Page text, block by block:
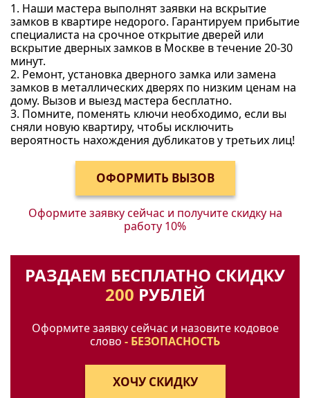
1. Наши мастера выполнят заявки на вскрытие
замков в квартире недорого. Гарантируем прибытие
специалиста на срочное открытие дверей или
вскрытие дверных замков в Москве в течение 20-30
минут.
2. Ремонт, установка дверного замка или замена
замков в металлических дверях по низким ценам на
дому. Вызов и выезд мастера бесплатно.
3. Помните, поменять ключи необходимо, если вы
сняли новую квартиру, чтобы исключить
вероятность нахождения дубликатов у третьих лиц!
Оформите заявку сейчас и получитескидку на
работу 10%
РАЗДАЕМ БЕСПЛАТНО СКИДКУ
200 РУБЛЕЙ
Оформите заявку сейчас и назовите кодовое
слово - БЕЗОПАСНОСТЬ